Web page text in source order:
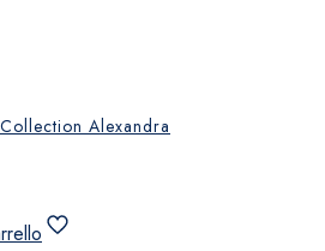
Alexandra